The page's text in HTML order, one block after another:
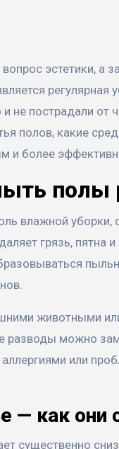
не пострадали от
полов, какие
и более
полы
влажной уборки,
грязь,
животными
разводы можно
или
— как они
существенно